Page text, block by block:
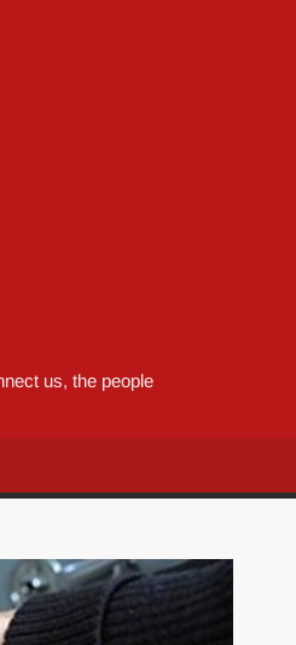
us, the people